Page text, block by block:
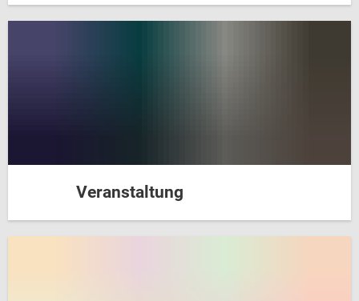
Veranstaltung